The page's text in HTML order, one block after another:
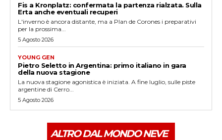
Fis a Kronplatz: confermata la partenza rialzata. Sulla
Erta anche eventuali recuperi
L'inverno è ancora distante, ma a Plan de Corones i preparativi
per la prossima...
5 Agosto 2026
YOUNG GEN
Pietro Seletto in Argentina: primo italiano in gara
della nuova stagione
La nuova stagione agonistica è iniziata. A fine luglio, sulle piste
argentine di Cerro...
5 Agosto 2026
ALTRO DAL MONDO NEVE